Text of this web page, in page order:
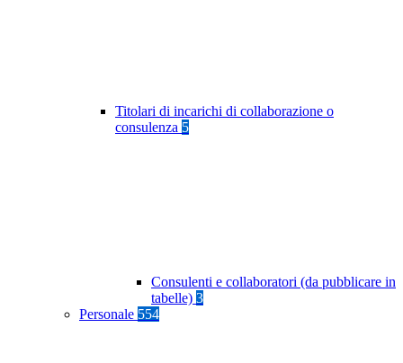
Titolari di incarichi di collaborazione o
consulenza 5
Consulenti e collaboratori (da pubblicare in
tabelle) 3
Personale 554